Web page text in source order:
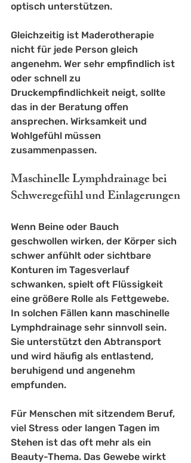
optisch unterstützen.
Gleichzeitig ist Maderotherapie
nicht für jede Person gleich
angenehm. Wer sehr empfindlich ist
oder schnell zu
Druckempfindlichkeit neigt, sollte
das in der Beratung offen
ansprechen. Wirksamkeit und
Wohlgefühl müssen
zusammenpassen.
Maschinelle Lymphdrainage bei
Schweregefühl und Einlagerungen
Wenn Beine oder Bauch
geschwollen wirken, der Körper sich
schwer anfühlt oder sichtbare
Konturen im Tagesverlauf
schwanken, spielt oft Flüssigkeit
eine größere Rolle als Fettgewebe.
In solchen Fällen kann maschinelle
Lymphdrainage sehr sinnvoll sein.
Sie unterstützt den Abtransport
und wird häufig als entlastend,
beruhigend und angenehm
empfunden.
Für Menschen mit sitzendem Beruf,
viel Stress oder langen Tagen im
Stehen ist das oft mehr als ein
Beauty-Thema. Das Gewebe wirkt